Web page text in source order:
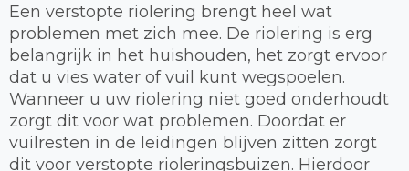
Een verstopte riolering brengt heel wat
problemen met zich mee. De riolering is erg
belangrijk in het huishouden, het zorgt ervoor
dat u vies water of vuil kunt wegspoelen.
Wanneer u uw riolering niet goed onderhoudt
zorgt dit voor wat problemen. Doordat er
vuilresten in de leidingen blijven zitten zorgt
dit voor verstopte rioleringsbuizen. Hierdoor